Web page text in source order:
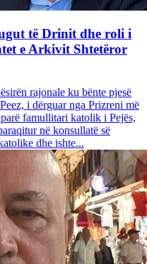
të Drinit dhe roli i
e Arkivit Shtetëror
rajonale ku bënte pjesë
i dërguar nga Prizreni më
famullitari katolik i Pejës,
në konsullatë së
dhe ishte...